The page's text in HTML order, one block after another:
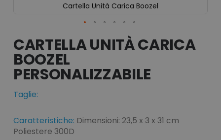
Cartella Unità Carica Boozel
all'inizio
della
galleria
di
immagini
CARTELLA UNITÀ CARICA
BOOZEL
Taglie:
Caratteristiche: Dimensioni: 23,5 x 3 x 31 cm
Poliestere 300D